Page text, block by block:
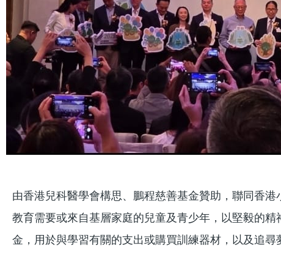
由香港兒科醫學會構思、鵬程慈善基金贊助，聯同香
教育需要或來自基層家庭的兒童及青少年，以堅毅的
金，用於與學習有關的支出或購買訓練器材，以及追尋